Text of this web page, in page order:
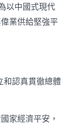
以中國式現代
業供給堅強平
和認真貫徹總體
家經濟平安，